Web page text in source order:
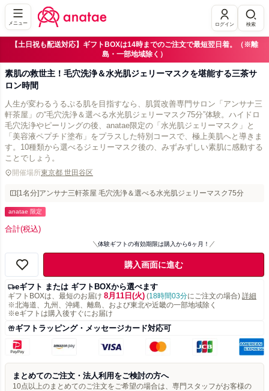
メニュー ログイン 検索
【土日祝も配送対応】ギフトBOXは14時までのご注文で最短翌日着。（※離
島・一部地域除く）
素肌の救世主！毛穴洗浄＆水光肌ジェリーマスクを堪能する三茶サ
ロン時間
人生が変わるうるぷる肌を目指すなら、肌質改善専門サロン「アンサナ三
軒茶屋」の“毛穴洗浄＆選べる水光肌ジェリーマスク75分”体験。ハイドロ
毛穴洗浄やピーリングの後、anatae限定の「水光肌ジェリーマスク」と
「美容液ペプチド塗布」をプラスした特別コースで、極上美肌へと導きま
す。10種類から選べるジェリーマスク後の、みずみずしい素肌に感動する
ことでしょう。
開催場所東京都 世田谷区
[1名分]アンサナ三軒茶屋 毛穴洗浄＆選べる水光肌ジェリーマスク75分
anatae 限定
合計(税込)
体験ギフトの有効期限は購入から6ヶ月！
購入画面に進む
eギフト または ギフトBOXから選べます
ギフトBOXは、最短のお届け 8月11日(火) (18時間03分にご注文の場合) 詳細
※北海道、九州、沖縄、離島、および東北や近畿の一部地域除く
※eギフトは購入後すぐにお届け
ギフトラッピング・メッセージカード対応可
まとめてのご注文・法人利用をご検討の方へ
10点以上のまとめてのご注文をご希望の場合は、専門スタッフがお客様の